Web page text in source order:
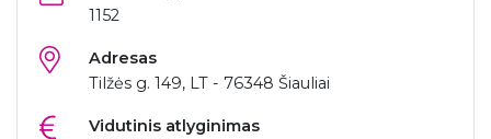
1152
Adresas
Tilžės g. 149, LT - 76348 Šiauliai
Vidutinis atlyginimas